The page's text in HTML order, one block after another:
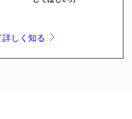
しく知る